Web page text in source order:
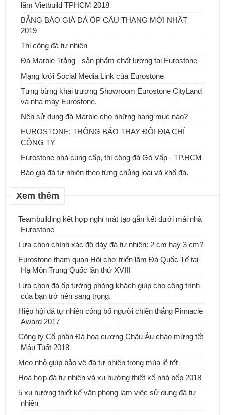
lãm Vietbuild TPHCM 2018
BẢNG BÁO GIÁ ĐÁ ỐP CẦU THANG MỚI NHẤT
2019
Thi công đá tự nhiên
Đá Marble Trắng - sản phẩm chất lượng tại Eurostone
Mạng lưới Social Media Link của Eurostone
Tưng bừng khai trương Showroom Eurostone CityLand
và nhà máy Eurostone.
Nên sử dụng đá Marble cho những hạng mục nào?
EUROSTONE: THÔNG BÁO THAY ĐỔI ĐỊA CHỈ
CÔNG TY
Eurostone nhà cung cấp, thi công đá Gò Vấp - TP.HCM
Báo giá đá tự nhiên theo từng chủng loại và khổ đá.
Xem thêm
Teambuilding kết hợp nghỉ mát tạo gắn kết dưới mái nhà
Eurostone
Lựa chọn chính xác độ dày đá tự nhiên: 2 cm hay 3 cm?
Eurostone tham quan Hội chợ triển lãm Đá Quốc Tế tại
Hạ Môn Trung Quốc lần thứ XVIII
Lựa chọn đá ốp tường phòng khách giúp cho công trình
của bạn trở nên sang trọng.
Hiệp hội đá tự nhiên công bố người chiến thắng Pinnacle
Award 2017
Công ty Cổ phần Đá hoa cương Châu Âu chào mừng tết
Mậu Tuất 2018
Mẹo nhỏ giúp bảo vệ đá tự nhiên trong mùa lễ tết
Hoà hợp đá tự nhiên và xu hướng thiết kế nhà bếp 2018
5 xu hướng thiết kế văn phòng làm việc sử dụng đá tự
nhiên
Đá tự nhiên ốp tường - Sự lựa chọn tuyệt vời cho ngôi nhà của
bạn
ĐƠN VỊ CUNG CẤP & THI CÔNG ĐÁ ỐP CỘT ĐÁ TRỤ CỔNG
Những mẫu bàn đá Lavabo tự nhiên, xu hướng mới cho ngôi nhà